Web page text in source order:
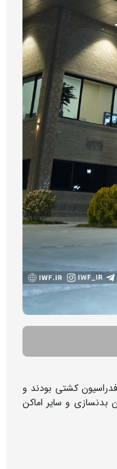
مهمان فدراسیون کشتی بودند و
بدنسازی و سایر اماکن